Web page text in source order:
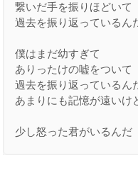
繋いだ手を振りほどいて
過去を振り返っているん
僕はまだ幼すぎて
ありったけの嘘をついて
過去を振り返っているん
あまりにも記憶が遠いけ
少し怒った君がいるんだ